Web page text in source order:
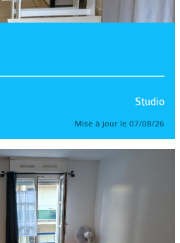
Studio
Mise à jour le 07/08/26